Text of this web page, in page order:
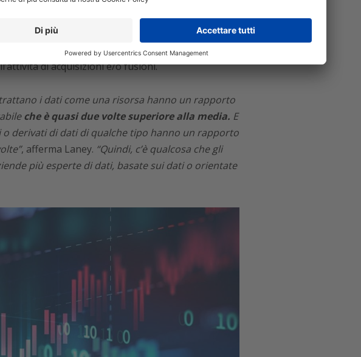
che producono o commercializzano i propri dati
In effetti, il valore dei dati di un’azienda sta
di acquisizioni e/o fusioni.
i dati come una risorsa hanno un rapporto
che è quasi due volte superiore alla media. E
derivati di dati di qualche tipo hanno un rapporto
, afferma Laney. “Quindi, c’è qualcosa che gli
più esperte di dati, basate sui dati o orientate